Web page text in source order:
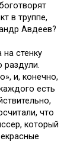
в труппе,
Авдеев?
стенку
раздули.
и, конечно,
есть
что
который